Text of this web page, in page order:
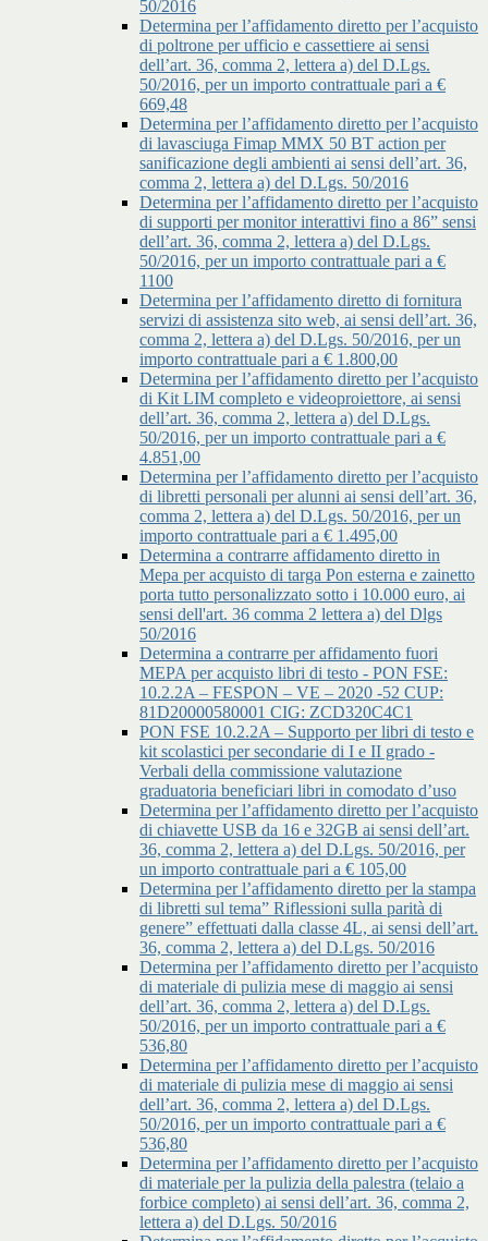
50/2016
Determina per l’affidamento diretto per l’acquisto
di poltrone per ufficio e cassettiere ai sensi
dell’art. 36, comma 2, lettera a) del D.Lgs.
50/2016, per un importo contrattuale pari a €
669,48
Determina per l’affidamento diretto per l’acquisto
di lavasciuga Fimap MMX 50 BT action per
sanificazione degli ambienti ai sensi dell’art. 36,
comma 2, lettera a) del D.Lgs. 50/2016
Determina per l’affidamento diretto per l’acquisto
di supporti per monitor interattivi fino a 86” sensi
dell’art. 36, comma 2, lettera a) del D.Lgs.
50/2016, per un importo contrattuale pari a €
1100
Determina per l’affidamento diretto di fornitura
servizi di assistenza sito web, ai sensi dell’art. 36,
comma 2, lettera a) del D.Lgs. 50/2016, per un
importo contrattuale pari a € 1.800,00
Determina per l’affidamento diretto per l’acquisto
di Kit LIM completo e videoproiettore, ai sensi
dell’art. 36, comma 2, lettera a) del D.Lgs.
50/2016, per un importo contrattuale pari a €
4.851,00
Determina per l’affidamento diretto per l’acquisto
di libretti personali per alunni ai sensi dell’art. 36,
comma 2, lettera a) del D.Lgs. 50/2016, per un
importo contrattuale pari a € 1.495,00
Determina a contrarre affidamento diretto in
Mepa per acquisto di targa Pon esterna e zainetto
porta tutto personalizzato sotto i 10.000 euro, ai
sensi dell'art. 36 comma 2 lettera a) del Dlgs
50/2016
Determina a contrarre per affidamento fuori
MEPA per acquisto libri di testo - PON FSE:
10.2.2A – FESPON – VE – 2020 -52 CUP:
81D20000580001 CIG: ZCD320C4C1
PON FSE 10.2.2A – Supporto per libri di testo e
kit scolastici per secondarie di I e II grado -
Verbali della commissione valutazione
graduatoria beneficiari libri in comodato d’uso
Determina per l’affidamento diretto per l’acquisto
di chiavette USB da 16 e 32GB ai sensi dell’art.
36, comma 2, lettera a) del D.Lgs. 50/2016, per
un importo contrattuale pari a € 105,00
Determina per l’affidamento diretto per la stampa
di libretti sul tema” Riflessioni sulla parità di
genere” effettuati dalla classe 4L, ai sensi dell’art.
36, comma 2, lettera a) del D.Lgs. 50/2016
Determina per l’affidamento diretto per l’acquisto
di materiale di pulizia mese di maggio ai sensi
dell’art. 36, comma 2, lettera a) del D.Lgs.
50/2016, per un importo contrattuale pari a €
536,80
Determina per l’affidamento diretto per l’acquisto
di materiale di pulizia mese di maggio ai sensi
dell’art. 36, comma 2, lettera a) del D.Lgs.
50/2016, per un importo contrattuale pari a €
536,80
Determina per l’affidamento diretto per l’acquisto
di materiale per la pulizia della palestra (telaio a
forbice completo) ai sensi dell’art. 36, comma 2,
lettera a) del D.Lgs. 50/2016